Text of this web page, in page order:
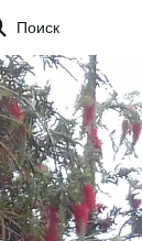
Поиск